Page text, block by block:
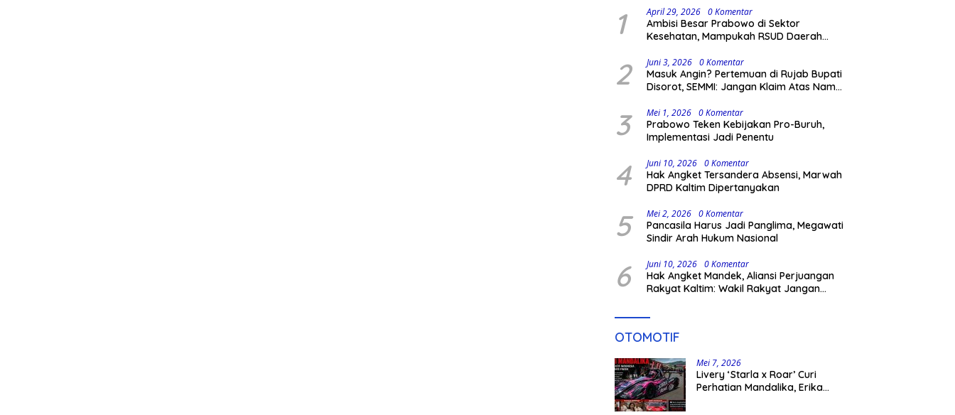
1 April 29, 2026 0 Komentar
Ambisi Besar Prabowo di Sektor
Kesehatan, Mampukah RSUD Daerah
2 Juni 3, 2026 0 Komentar
Masuk Angin? Pertemuan di Rujab Bupati
Disorot, SEMMI: Jangan Klaim Atas Nama
3 Mei 1, 2026 0 Komentar
Prabowo Teken Kebijakan Pro-Buruh,
Implementasi Jadi Penentu
4 Juni 10, 2026 0 Komentar
Hak Angket Tersandera Absensi, Marwah
DPRD Kaltim Dipertanyakan
5 Mei 2, 2026 0 Komentar
Pancasila Harus Jadi Panglima, Megawati
Sindir Arah Hukum Nasional
6 Juni 10, 2026 0 Komentar
Hak Angket Mandek, Aliansi Perjuangan
Rakyat Kaltim: Wakil Rakyat Jangan
OTOMOTIF
Mei 7, 2026
Livery ‘Starla x Roar’ Curi
Perhatian Mandalika, Erika